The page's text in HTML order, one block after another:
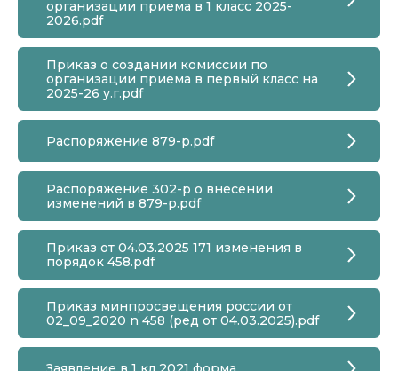
организации приема в 1 класс 2025-
2026.pdf
Приказ о создании комиссии по
организации приема в первый класс на
2025-26 у.г.pdf
Распоряжение 879-р.pdf
Распоряжение 302-р о внесении
изменений в 879-р.pdf
Приказ от 04.03.2025 171 изменения в
порядок 458.pdf
Приказ минпросвещения россии от
02_09_2020 n 458 (ред от 04.03.2025).pdf